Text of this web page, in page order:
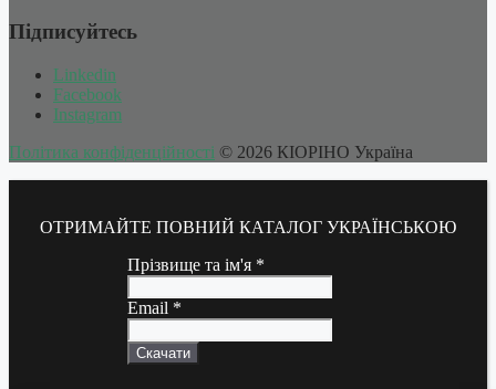
Підписуйтесь
Linkedin
Facebook
Instagram
Політика конфіденційності © 2026 КІОРІНО Україна
ОТРИМАЙТЕ ПОВНИЙ КАТАЛОГ УКРАЇНСЬКОЮ
Прізвище та ім'я *
Email *
Скачати